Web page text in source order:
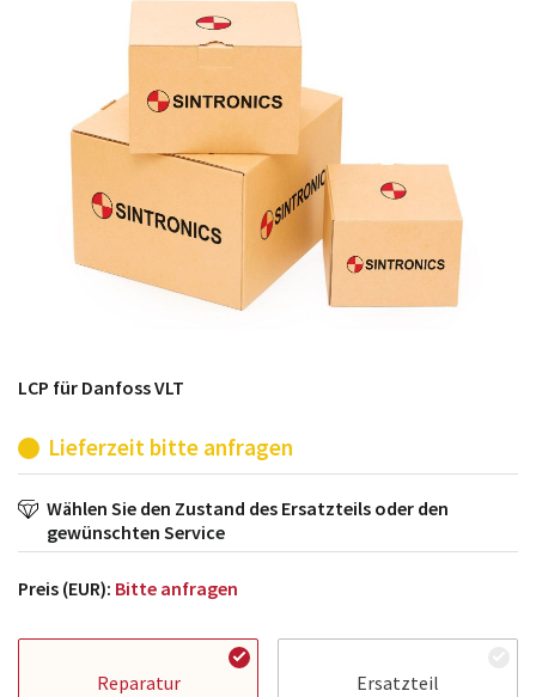
möglich. SINTRONICS ist dann ihr Partner, der
entweder die alten Baugruppen technisch hochwertig
repariert oder ihnen die abgekündigten Baugruppen
aus dem eigenen Lager ersetzt.
LCP für Danfoss VLT
Lieferzeit bitte anfragen
Wählen Sie den Zustand des Ersatzteils oder den
gewünschten Service
Preis (EUR): Bitte anfragen
Reparatur Ersatzteil